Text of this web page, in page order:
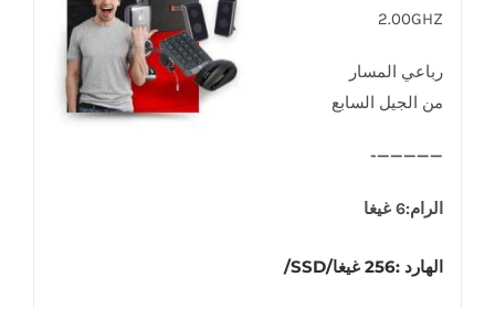
2.00GHZ
رباعي المسار
من الجيل السابع
—————-
الرام:6 غيغا
الهارد :256 غيغا/SSD/